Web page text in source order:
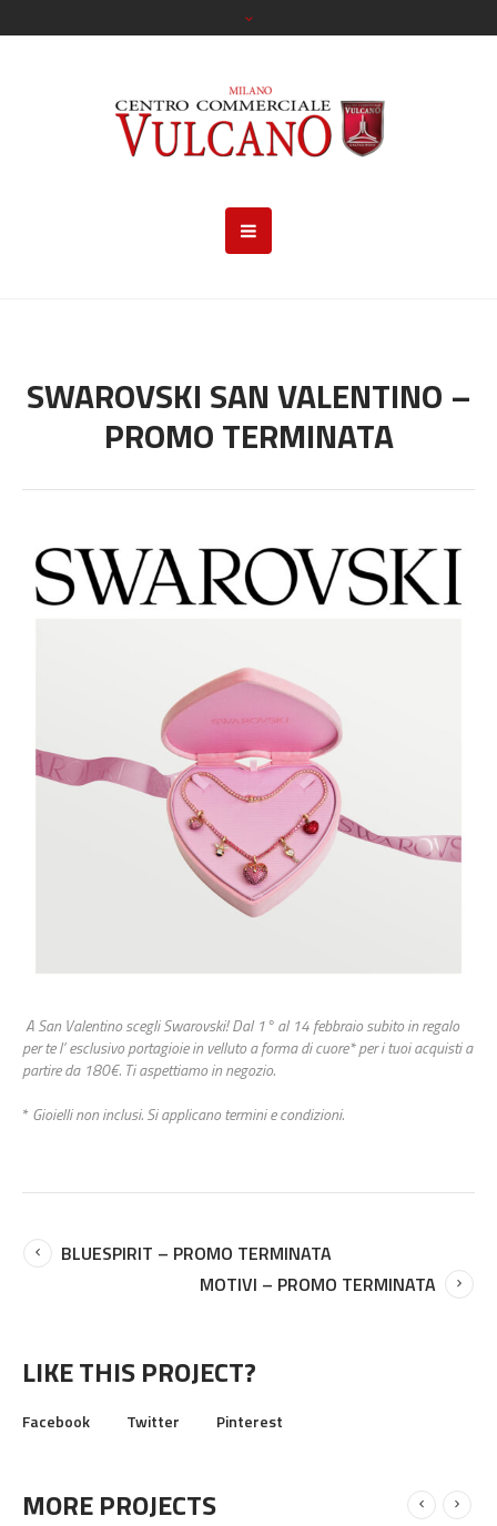
SWAROVSKI SAN VALENTINO –
PROMO TERMINATA
A San Valentino scegli Swarovski! Dal 1° al 14 febbraio subito in regalo
per te l’ esclusivo portagioie in velluto a forma di cuore* per i tuoi acquisti a
partire da 180€. Ti aspettiamo in negozio.
* Gioielli non inclusi. Si applicano termini e condizioni.
BLUESPIRIT – PROMO TERMINATA
MOTIVI – PROMO TERMINATA
LIKE THIS PROJECT?
Facebook Twitter Pinterest
MORE PROJECTS